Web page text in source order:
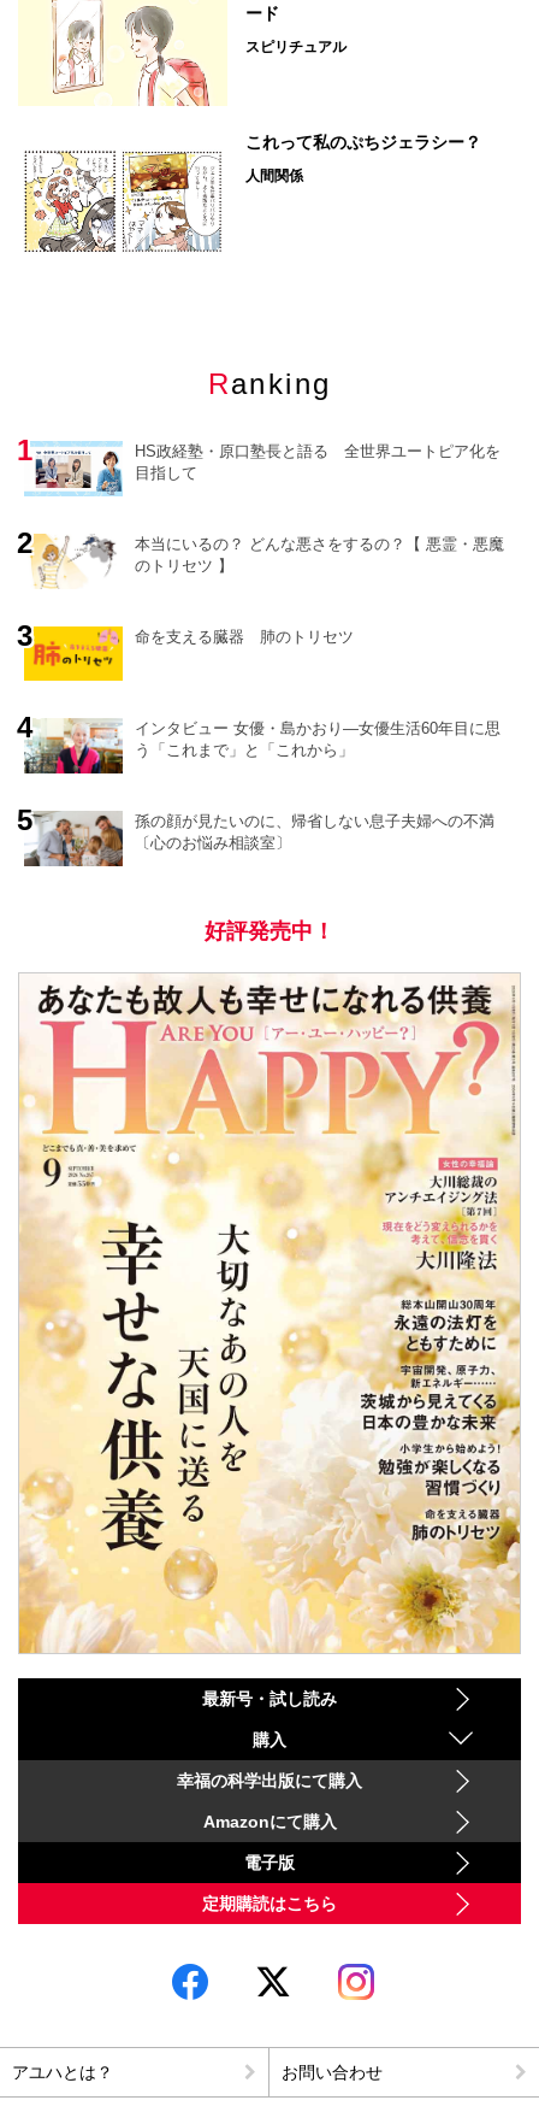
ード
スピリチュアル
これって私のぷちジェラシー？
人間関係
Ranking
HS政経塾・原口塾長と語る 全世界ユートピア化を
目指して
本当にいるの？ どんな悪さをするの？【 悪霊・悪魔
のトリセツ 】
命を支える臓器 肺のトリセツ
インタビュー 女優・島かおり―女優生活60年目に思
う「これまで」と「これから」
孫の顔が見たいのに、帰省しない息子夫婦への不満
〔心のお悩み相談室〕
好評発売中！
最新号・試し読み
購入
幸福の科学出版にて購入
Amazonにて購入
電子版
定期購読はこちら
アユハとは？ お問い合わせ